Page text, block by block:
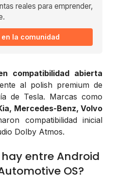
reales para emprender,
la comunidad
compatibilidad abierta
al polish premium de
de Tesla. Marcas como
Mercedes-Benz, Volvo
compatibilidad inicial
Dolby Atmos.
entre Android
OS?